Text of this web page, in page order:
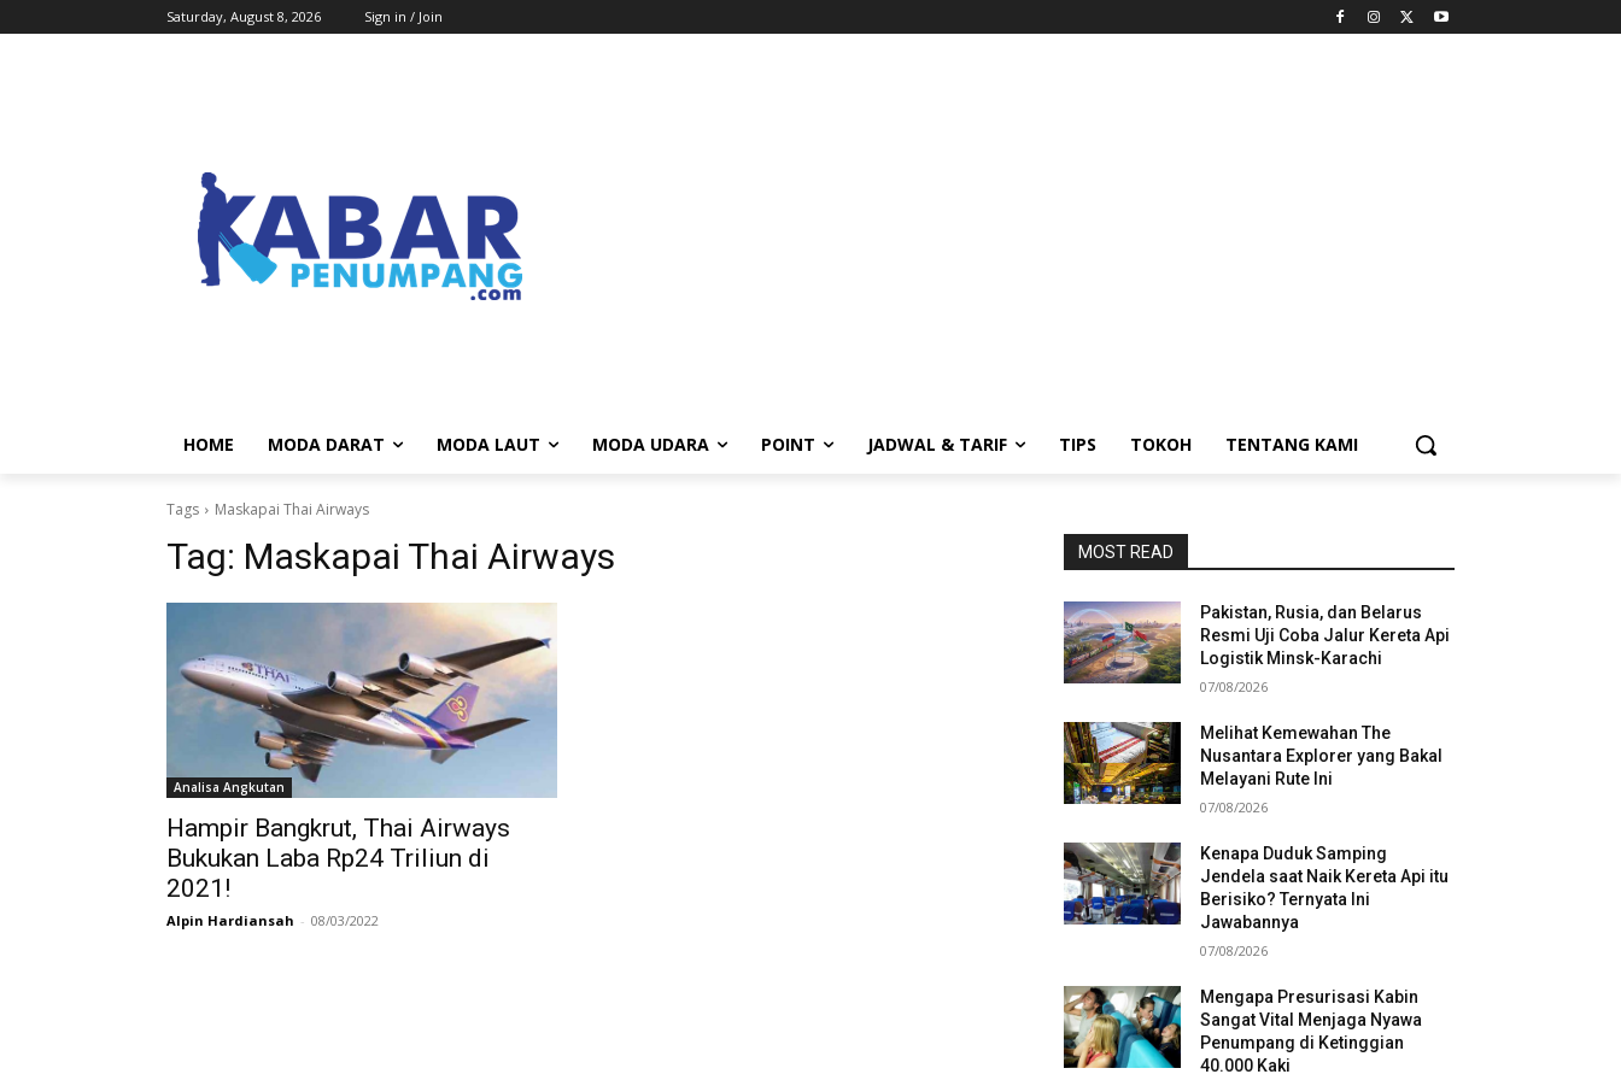
Saturday, August 8, 2026 Sign in / Join
HOME MODA DARAT MODA LAUT MODA UDARA POINT JADWAL & TARIF TIPS TOKOH TENTANG KAMI
Tags Maskapai Thai Airways
Tag: Maskapai Thai Airways
Analisa Angkutan
Hampir Bangkrut, Thai Airways
Bukukan Laba Rp24 Triliun di
2021!
Alpin Hardiansah - 08/03/2022
MOST READ
Pakistan, Rusia, dan Belarus
Resmi Uji Coba Jalur Kereta Api
Logistik Minsk-Karachi
07/08/2026
Melihat Kemewahan The
Nusantara Explorer yang Bakal
Melayani Rute Ini
07/08/2026
Kenapa Duduk Samping
Jendela saat Naik Kereta Api itu
Berisiko? Ternyata Ini
Jawabannya
07/08/2026
Mengapa Presurisasi Kabin
Sangat Vital Menjaga Nyawa
Penumpang di Ketinggian
40.000 Kaki